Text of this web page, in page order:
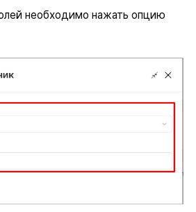
необходимо нажать опцию